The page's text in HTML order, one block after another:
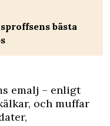
bästa
emalj – enligt
och muffar